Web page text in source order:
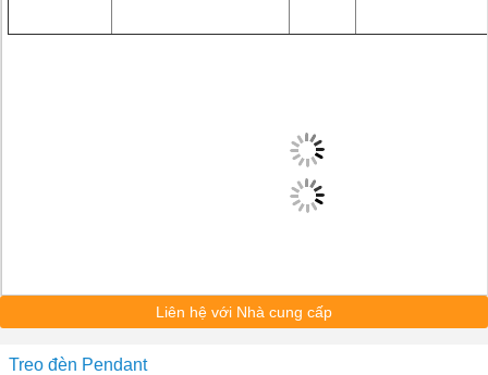
Liên hệ với Nhà cung cấp
Treo đèn Pendant